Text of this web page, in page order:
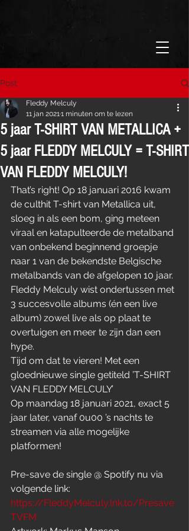
Post
5 jaar T-SHIRT VAN METALLICA +
5 jaar FLEDDY MELCULY = T-SHIRT
VAN FLEDDY MELCULY!
Fleddy Melculy
11 jan 20211 minuten om te lezen
That’s right! Op 18 januari 2016 kwam
de culthit T-shirt van Metallica uit,
sloeg in als een bom, ging meteen
viraal en katapulteerde de metalband
van onbekend beginnend groepje
naar 1 van de bekendste Belgische
metalbands van de afgelopen 10 jaar.
Fleddy Melculy wist ondertussen met
3 succesvolle albums (én een live
album) zowel live als op plaat te
overtuigen en meer te zijn dan een
hype.
Tijd om dat te vieren! Met een
gloednieuwe single getiteld ’T-SHIRT
VAN FLEDDY MELCULY’
Op maandag 18 januari 2021, exact 5
jaar later, vanaf 0u00 ’s nachts te
streamen via alle mogelijke
platformen!
Pre-save de single @ Spotify nu via
volgende link:
https://FleddyMelculy.lnk.to/Presave
TVFM